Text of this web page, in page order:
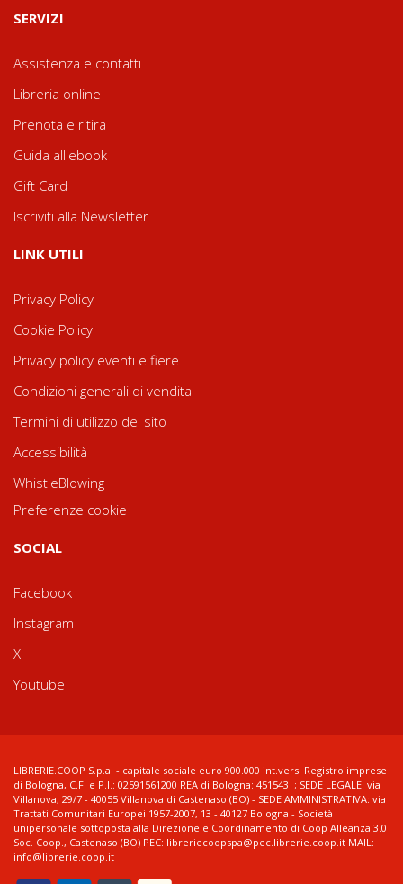
SERVIZI
Assistenza e contatti
Libreria online
Prenota e ritira
Guida all'ebook
Gift Card
Iscriviti alla Newsletter
LINK UTILI
Privacy Policy
Cookie Policy
Privacy policy eventi e fiere
Condizioni generali di vendita
Termini di utilizzo del sito
Accessibilità
WhistleBlowing
Preferenze cookie
SOCIAL
Facebook
Instagram
X
Youtube
LIBRERIE.COOP S.p.a. - capitale sociale euro 900.000 int.vers. Registro imprese
di Bologna, C.F. e P.I.: 02591561200 REA di Bologna: 451543 ; SEDE LEGALE: via
Villanova, 29/7 - 40055 Villanova di Castenaso (BO) - SEDE AMMINISTRATIVA: via
Trattati Comunitari Europei 1957-2007, 13 - 40127 Bologna - Società
unipersonale sottoposta alla Direzione e Coordinamento di Coop Alleanza 3.0
Soc. Coop., Castenaso (BO) PEC: libreriecoopspa@pec.librerie.coop.it MAIL:
info@librerie.coop.it